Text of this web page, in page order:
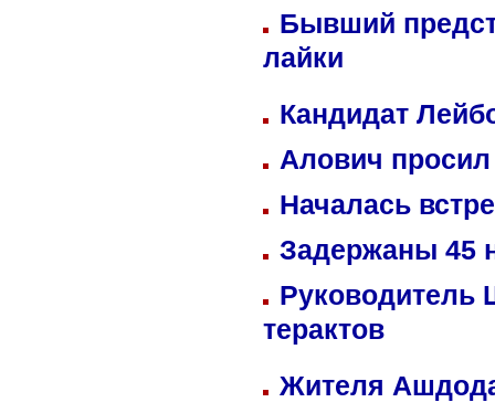
Бывший
лайки
Кандидат
Алович просил
Началась
Задержаны 45
Руководитель
терактов
Жителя